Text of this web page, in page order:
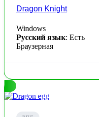
Dragon Knight
Windows
Русский язык: Есть
Браузерная